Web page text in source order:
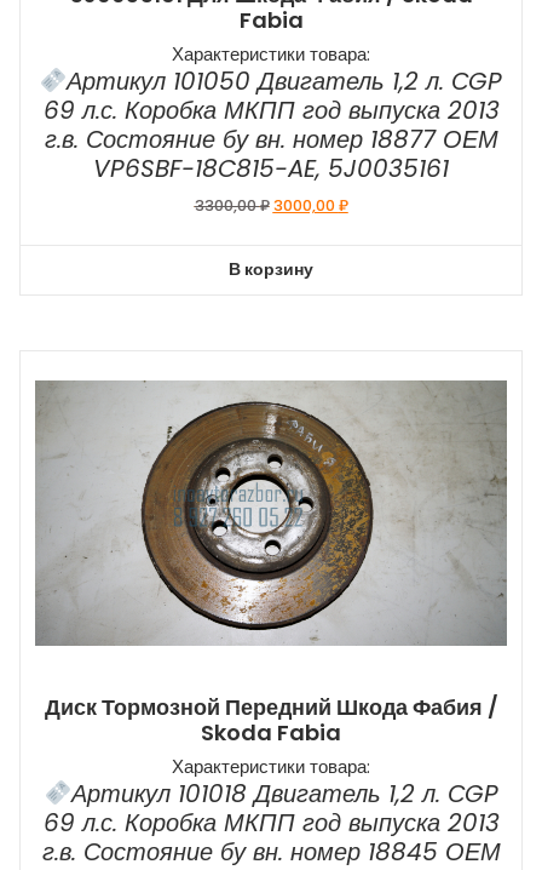
Fabia
Характеристики товара:
Артикул 101050 Двигатель 1,2 л. СGP
69 л.с. Коробка МКПП год выпуска 2013
г.в. Состояние бу вн. номер 18877 ОЕМ
VP6SBF-18C815-AE, 5J0035161
3300,00₽ Первоначальная
3300,00 ₽.
3000,00₽Текущая
В корзину
Диск Тормозной Передний Шкода Фабия /
Skoda Fabia
Характеристики товара:
Артикул 101018 Двигатель 1,2 л. СGP
69 л.с. Коробка МКПП год выпуска 2013
г.в. Состояние бу вн. номер 18845 ОЕМ